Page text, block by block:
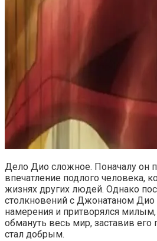
Дело Дио сложное. Поначалу он
впечатление подлого человека,
жизнях других людей. Однако
столкновений с Джонатаном Дио
намерения и притворялся
обмануть весь мир, заставив его
стал добрым.